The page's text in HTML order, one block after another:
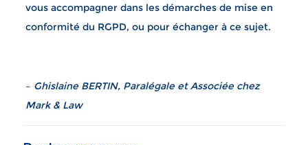
vous accompagner dans les démarches de mise en
conformité du RGPD, ou pour échanger à ce sujet.
– Ghislaine BERTIN, Paralégale et Associée chez
Mark & Law